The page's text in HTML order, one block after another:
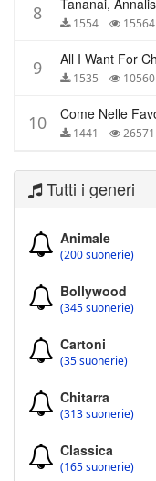
8 1554 15564
9 1535 10560
10 1441 26571
Tutti i generi
Animale
(200 suonerie)
Bollywood
(345 suonerie)
Cartoni
(35 suonerie)
Chitarra
(313 suonerie)
Classica
(165 suonerie)